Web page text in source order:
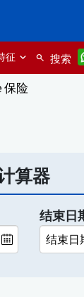
征 search 搜索
保险
算器
结束日